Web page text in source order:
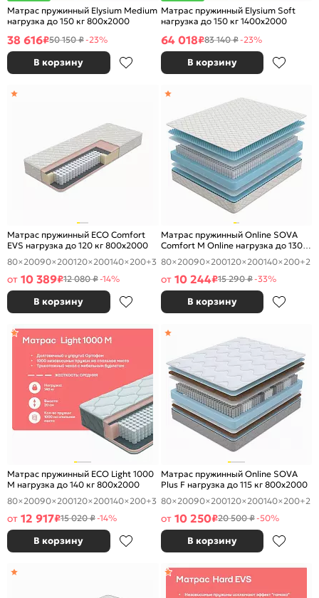
Матрас пружинный Elysium Medium
нагрузка до 150 кг 800x2000
38 616₽50 150 ₽-23%
В корзину
Матрас пружинный Elysium Soft
нагрузка до 150 кг 1400x2000
64 018₽83 140 ₽-23%
В корзину
Матрас пружинный ECO Comfort
EVS нагрузка до 120 кг 800x2000
80×20090×200120×200140×200+3
от 10 389₽12 080 ₽-14%
В корзину
Матрас пружинный Online SOVA
Comfort M Online нагрузка до 130
кг 800x2000
80×20090×200120×200140×200+2
от 10 244₽15 290 ₽-33%
В корзину
Матрас пружинный ECO Light 1000
M нагрузка до 140 кг 800x2000
80×20090×200120×200140×200+3
от 12 917₽15 020 ₽-14%
В корзину
Матрас пружинный Online SOVA
Plus F нагрузка до 115 кг 800x2000
80×20090×200120×200140×200+2
от 10 250₽20 500 ₽-50%
В корзину